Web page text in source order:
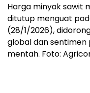
Harga minyak sawit
ditutup menguat
(28/1/2026),
global dan sentimen
mentah. Foto: